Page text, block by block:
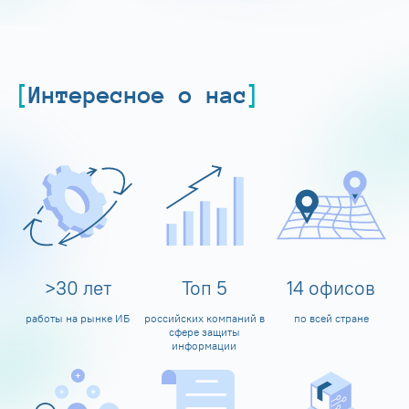
Интересное о нас
>30 лет
работы на рынке ИБ
Топ 5
российских компаний в
сфере защиты
информации
14 офисов
по всей стране